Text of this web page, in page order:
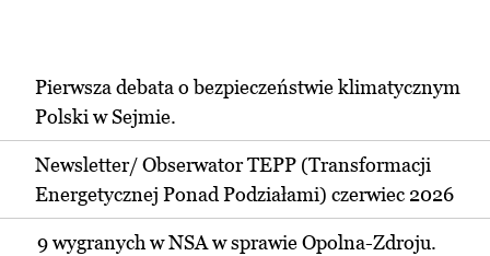
Pierwsza debata o bezpieczeństwie klimatycznym
Polski w Sejmie.
Newsletter/ Obserwator TEPP (Transformacji
Energetycznej Ponad Podziałami) czerwiec 2026
9 wygranych w NSA w sprawie Opolna-Zdroju.